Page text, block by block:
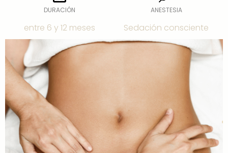
DURACIÓN
entre 6 y 12 meses
ANESTESIA
Sedación consciente